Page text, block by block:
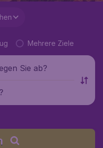
Mehrere Ziele
Sie ab?